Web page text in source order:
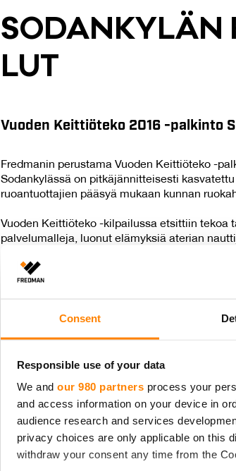
Consent
Responsible use of your data
We and our 980 partners process your
and access information on your device in
audience research and services
privacy choices are only applicable on this
withdraw your consent any time from the
SO­DAN­KY­LÄN
LUT
Vuoden Keittiöteko 2016 -palkinto
Fredmanin perustama Vuoden Keittiöteko -
Sodankylässä on pitkäjännitteisesti
ruoantuottajien pääsyä mukaan kunnan
Vuoden Keittiöteko -kilpailussa etsittiin tekoa
palvelumalleja, luonut elämyksiä aterian
kilpailuun tuli maalis-lokakuun aikana lähes
tekoa.
Sodankylä keskittää hankinnat
Sodankylän kunnan keskuskeittiö uusittiin
raaka-aineiden vastaanottoalueella oma
myöhemmin hyödynnettäväksi. Sodankylä
hankinnat lähiruoan tuottajille. Lähiruoalla
kuntalaisille tarjotaan tuoreista, hyvistä